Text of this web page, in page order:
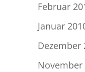
Februar
Januar
Dezember
November